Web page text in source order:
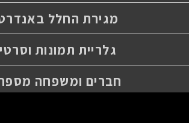
מגירת החלל
גלריית תמונות
חברים ומשפחה